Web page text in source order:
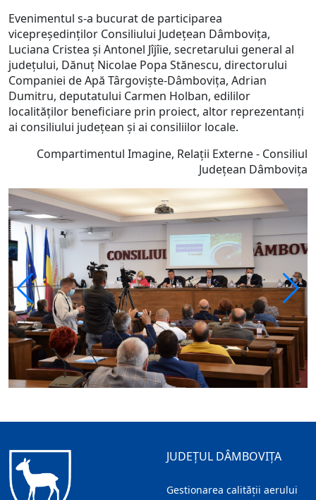
Evenimentul s-a bucurat de participarea
vicepreședinților Consiliului Județean Dâmbovița,
Luciana Cristea și Antonel Jîjîie, secretarului general al
județului, Dănuț Nicolae Popa Stănescu, directorului
Companiei de Apă Târgoviște-Dâmbovița, Adrian
Dumitru, deputatului Carmen Holban, edililor
localităților beneficiare prin proiect, altor reprezentanți
ai consiliului județean și ai consiliilor locale.
Compartimentul Imagine, Relații Externe - Consiliul
Județean Dâmbovița
JUDEȚUL DÂMBOVIȚA
Gestionarea calității aerului